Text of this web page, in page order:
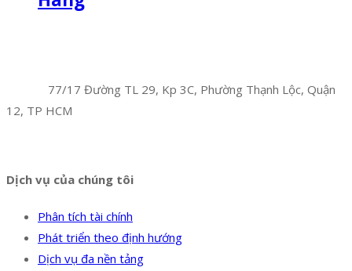
77/17 Đường TL 29, Kp 3C, Phường Thạnh Lộc, Quận
12, TP HCM
Dịch vụ của chúng tôi
Phân tích tài chính
Phát triển theo định hướng
Dịch vụ đa nền tảng